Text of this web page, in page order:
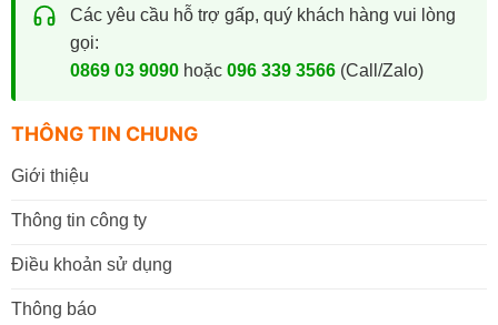
Các yêu cầu hỗ trợ gấp, quý khách hàng vui lòng
gọi:
0869 03 9090hoặc 096 339 3566(Call/Zalo)
THÔNG TIN CHUNG
Giới thiệu
Thông tin công ty
Điều khoản sử dụng
Thông báo